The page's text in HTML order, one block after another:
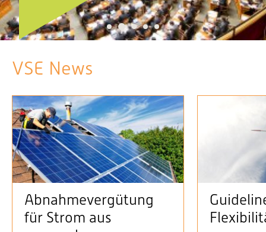
1 2 3 4 5
VSE News
Abnahmevergütung
für Strom aus